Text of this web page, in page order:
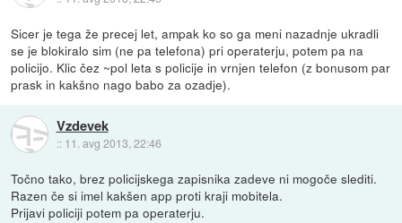
Sicer je tega že precej let, ampak ko so ga meni nazadnje ukradli
se je blokiralo sim (ne pa telefona) pri operaterju, potem pa na
policijo. Klic čez ~pol leta s policije in vrnjen telefon (z bonusom par
prask in kakšno nago babo za ozadje).
Vzdevek
:: 11. avg 2013, 22:46
Točno tako, brez policijskega zapisnika zadeve ni mogoče slediti.
Razen če si imel kakšen app proti kraji mobitela.
Prijavi policiji potem pa operaterju.